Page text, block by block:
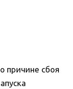
причине сбоя